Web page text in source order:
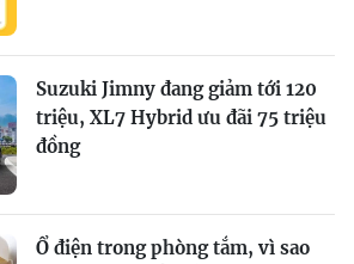
Suzuki Jimny đang giảm tới 120
triệu, XL7 Hybrid ưu đãi 75 triệu
đồng
Ổ điện trong phòng tắm, vì sao